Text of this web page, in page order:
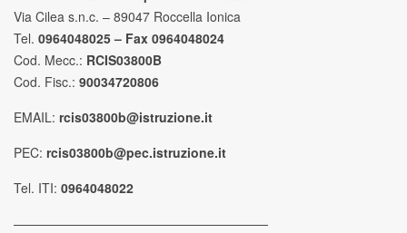
Via Cilea s.n.c. – 89047 Roccella Ionica
Tel. 0964048025 – Fax 0964048024
Cod. Mecc.: RCIS03800B
Cod. Fisc.: 90034720806
EMAIL: rcis03800b@istruzione.it
PEC: rcis03800b@pec.istruzione.it
Tel. ITI: 0964048022
————————————————————